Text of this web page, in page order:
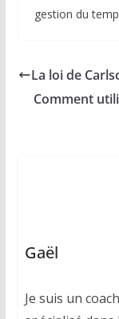
gestion du
La loi de
Comment
Gaël
Je suis un